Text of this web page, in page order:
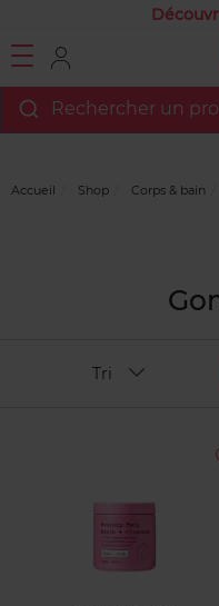
Rechercher un
Accueil Shop Corps & bain
Tri